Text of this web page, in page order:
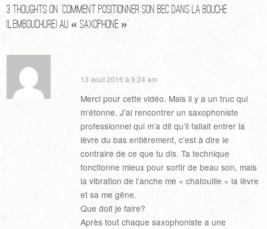
3 thoughts on “Comment positionner son bec dans la bouche
(l’embouchure) au « saxophone »”
Mr. saxo
13 août 2016 à 9:24 am
Merci pour cette vidéo. Mais il y a un truc qui
m’étonne. J’ai rencontrer un saxophoniste
professionnel qui m’a dit qu’il fallait entrer la
lèvre du bas entièrement, c’est à dire le
contraire de ce que tu dis. Ta technique
fonctionne mieux pour sortir de beau son, mais
la vibration de l’anche me « chatouille » la lèvre
et sa me gêne.
Que doit je faire?
Après tout chaque saxophoniste a une